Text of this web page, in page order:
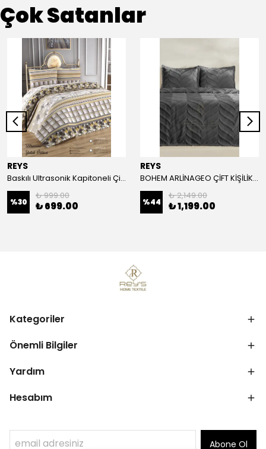
Çok Satanlar
REYS
Baskılı Ultrasonik Kapitoneli Çift Kişilik Yatak Örtüsü
%30
₺ 999.00
₺ 699.00
REYS
BOHEM ARLİNAGEO ÇİFT KİŞİLİK YATAK ÖRTÜSÜ TAKIMI 230x240 - ANTRASİT -
%44
₺ 2,149.00
₺ 1,199.00
Kategoriler
Önemli Bilgiler
Yardım
Hesabım
Abone Ol